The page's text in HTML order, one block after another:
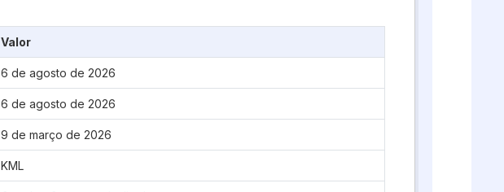
Valor
6 de agosto de 2026
6 de agosto de 2026
9 de março de 2026
KML